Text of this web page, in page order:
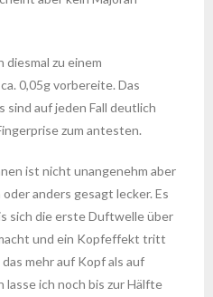
diesmal zu einem
0,05g vorbereite. Das
sind auf jeden Fall deutlich
zum antesten.
ist nicht unangenehm aber
anders gesagt lecker. Es
sich die erste Duftwelle über
und ein Kopfeffekt tritt
mehr auf Kopf als auf
lasse ich noch bis zur Hälfte